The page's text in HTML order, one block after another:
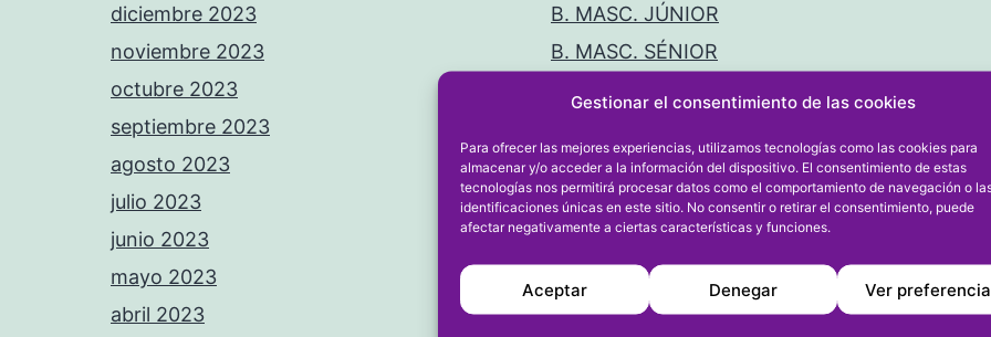
Gestionar el consentimiento de las cookies
Para ofrecer las mejores experiencias, utilizamos tecnologías como las cookies para
almacenar y/o acceder a la información del dispositivo. El consentimiento de estas
tecnologías nos permitirá procesar datos como el comportamiento de navegación o
identificaciones únicas en este sitio. No consentir o retirar el consentimiento, puede
afectar negativamente a ciertas características y funciones.
Aceptar Denegar Ver
diciembre 2023
noviembre 2023
octubre 2023
septiembre 2023
agosto 2023
julio 2023
junio 2023
mayo 2023
abril 2023
B. MASC. JÚNIOR
B. MASC. SÉNIOR
BALONMANO
CICLISMO
DIVISIÓN HONOR JUVENIL
ENTREVISTA
ESCALA I CORDA